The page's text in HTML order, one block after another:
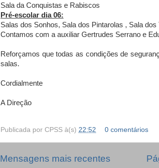
Sala da Conquistas e Rabiscos
Pré-escolar dia 06:
Salas dos Sonhos, Sala dos Pintarolas , Sala
Contamos com a auxiliar Gertrudes Serrano e
Reforçamos que todas as condições de
salas.
Cordialmente
A Direção
Publicada por CPSS à(s) 22:52 0 comentários
Mensagens mais recentes